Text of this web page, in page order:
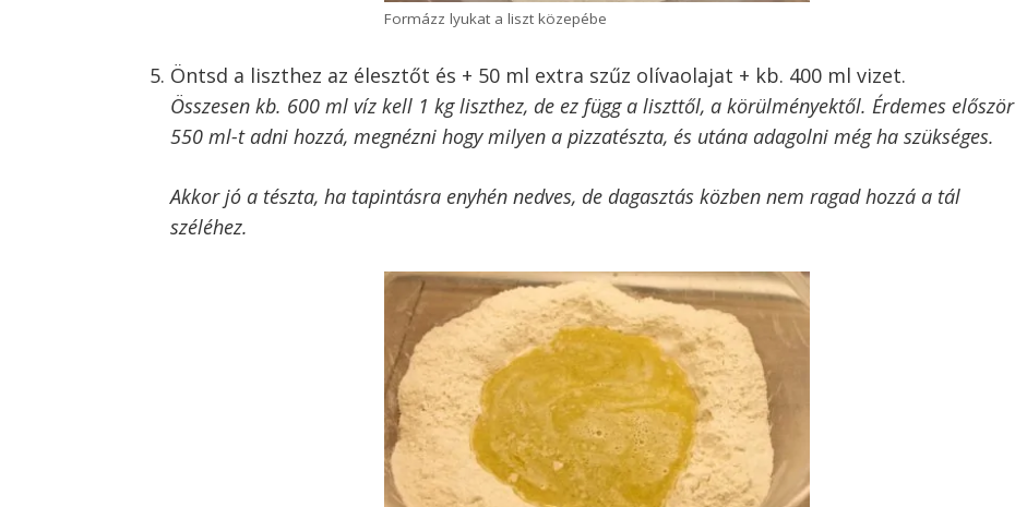
Formázz lyukat a liszt közepébe
Öntsd a liszthez az élesztőt és + 50 ml extra szűz olívaolajat + kb. 400 ml vizet.
Összesen kb. 600 ml víz kell 1 kg liszthez, de ez függ a liszttől, a körülményektől. Érdemes először
550 ml-t adni hozzá, megnézni hogy milyen a pizzatészta, és utána adagolni még ha szükséges.
Akkor jó a tészta, ha tapintásra enyhén nedves, de dagasztás közben nem ragad hozzá a tál
széléhez.